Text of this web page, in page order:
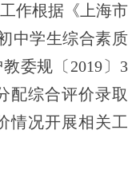
作根据《上海市
中学生综合素质
委规〔 2019〕 3
配综合评价录取
情况开展相关工